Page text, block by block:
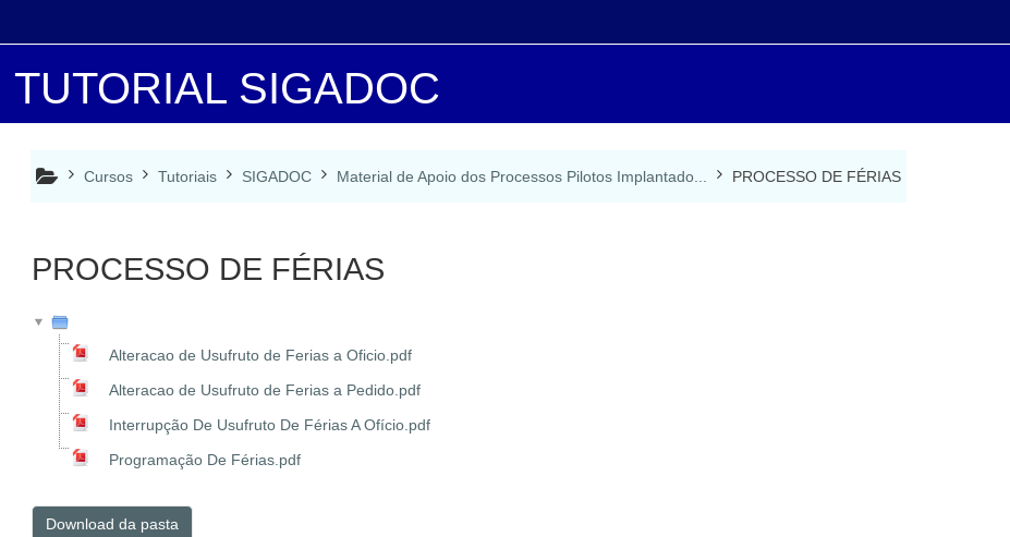
TUTORIAL SIGADOC
Cursos Tutoriais SIGADOC Material de Apoio dos Processos Pilotos Implantado... PROCESSO DE FÉRIAS
PROCESSO DE FÉRIAS
Alteracao de Usufruto de Ferias a Oficio.pdf
Alteracao de Usufruto de Ferias a Pedido.pdf
Interrupção De Usufruto De Férias A Ofício.pdf
Programação De Férias.pdf
Download da pasta